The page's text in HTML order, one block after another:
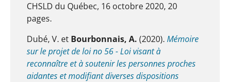
CHSLD du Québec, 16 octobre 2020, 20
pages.
Dubé, V. et Bourbonnais, A. (2020). Mémoire
sur le projet de loi no 56 - Loi visant à
reconnaître et à soutenir les personnes proches
aidantes et modifiant diverses dispositions